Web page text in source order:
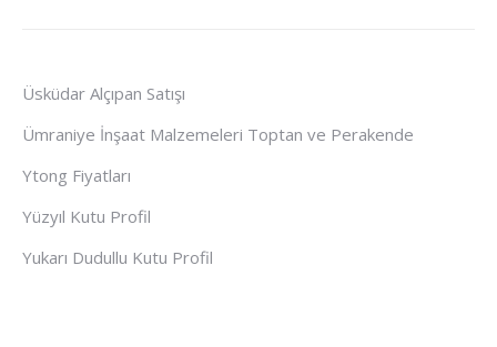
Üsküdar Alçıpan Satışı
Ümraniye İnşaat Malzemeleri Toptan ve Perakende
Ytong Fiyatları
Yüzyıl Kutu Profil
Yukarı Dudullu Kutu Profil